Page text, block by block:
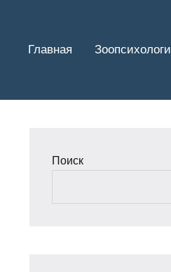
Главная Зоопсихологи
Поиск